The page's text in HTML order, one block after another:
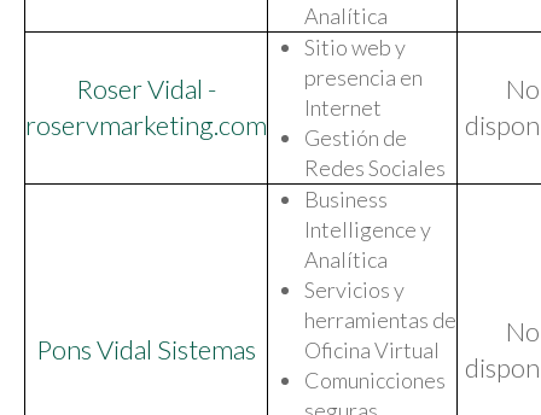
Analítica
Roser Vidal -
roservmarketing.com
Sitio web y
presencia en
Internet
Gestión de
Redes Sociales
No
Pons Vidal Sistemas
Business
Intelligence y
Analítica
Servicios y
herramientas de
Oficina Virtual
Comunicciones
No